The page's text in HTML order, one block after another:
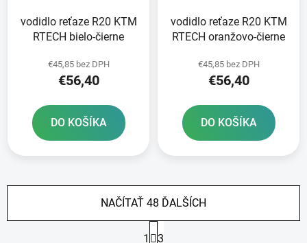
vodidlo reťaze R20 KTM
RTECH bielo-čierne
€45,85 bez DPH
€56,40
DO KOŠÍKA
vodidlo reťaze R20 KTM
RTECH oranžovo-čierne
€45,85 bez DPH
€56,40
DO KOŠÍKA
NAČÍTAŤ 48 ĎALŠÍCH
t
1 3